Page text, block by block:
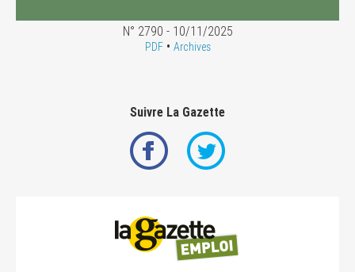
N° 2790 - 10/11/2025
PDF• Archives
Suivre La Gazette